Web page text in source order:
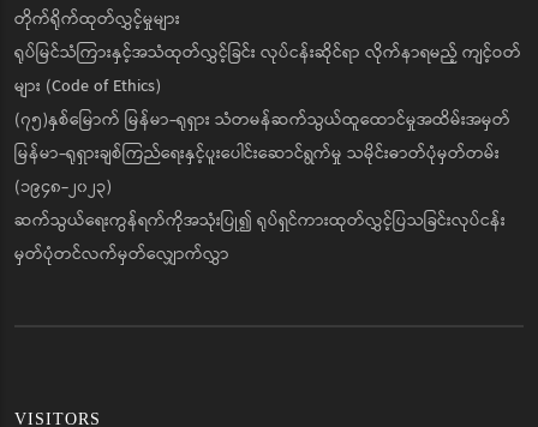
တိုက်ရိုက်ထုတ်လွှင့်မှုများ
ရုပ်မြင်သံကြားနှင့်အသံထုတ်လွှင့်ခြင်း လုပ်ငန်းဆိုင်ရာ လိုက်နာရမည့် ကျင့်ဝတ်
များ (Code of Ethics)
(၇၅)နှစ်မြောက် မြန်မာ-ရုရှား သံတမန်ဆက်သွယ်ထူထောင်မှုအထိမ်းအမှတ်
မြန်မာ-ရုရှားချစ်ကြည်ရေးနှင့်ပူးပေါင်းဆောင်ရွက်မှု သမိုင်းဓာတ်ပုံမှတ်တမ်း
(၁၉၄၈-၂၀၂၃)
ဆက်သွယ်ရေးကွန်ရက်ကိုအသုံးပြု၍ ရုပ်ရှင်ကားထုတ်လွှင့်ပြသခြင်းလုပ်ငန်း
မှတ်ပုံတင်လက်မှတ်လျှောက်လွှာ
VISITORS